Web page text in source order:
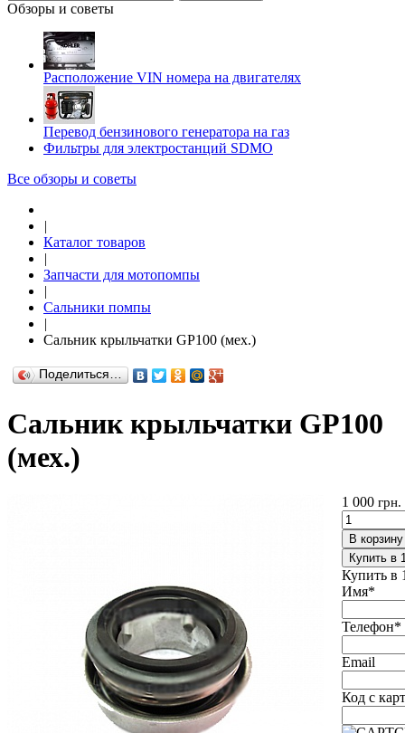
Обзоры и советы
Расположение VIN номера на двигателях
Перевод бензинового генератора на газ
Фильтры для электростанций SDMO
Все обзоры и советы
|
Каталог товаров
|
Запчасти для мотопомпы
|
Сальники помпы
|
Сальник крыльчатки GP100 (мех.)
Поделиться…
Сальник крыльчатки GP100
(мех.)
1 000 грн.
В корзину
Купить в
Купить в
Имя*
Телефон*
Email
Код с